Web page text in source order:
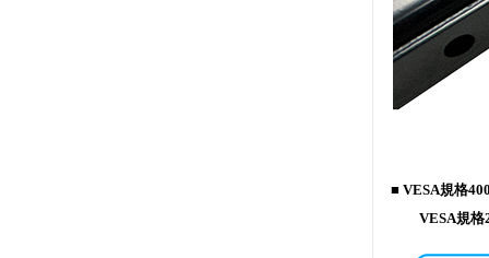
■ VESA規格
VESA規格